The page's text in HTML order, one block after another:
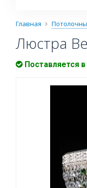
Главная
Люстра
Поставляется